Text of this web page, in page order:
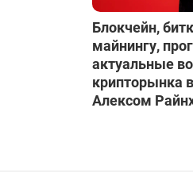
Блокчейн,
майнингу,
актуальные
крипторынка
Алексом
читать